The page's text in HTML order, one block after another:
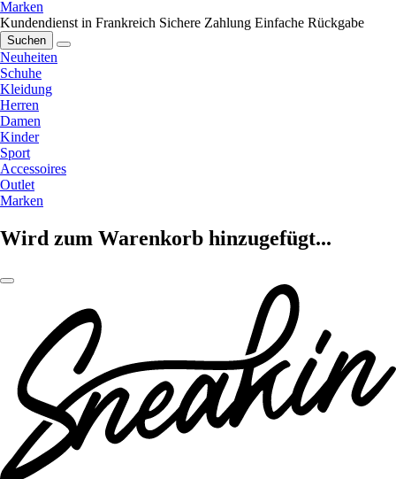
Marken
Kundendienst in Frankreich Sichere Zahlung Einfache Rückgabe
Suchen
Neuheiten
Schuhe
Kleidung
Herren
Damen
Kinder
Sport
Accessoires
Outlet
Marken
Wird zum Warenkorb hinzugefügt...